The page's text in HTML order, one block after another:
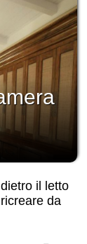
il letto
da